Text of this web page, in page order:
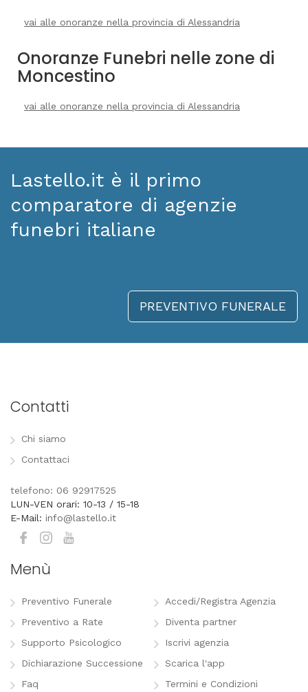
vai alle onoranze nella provincia di Alessandria
Onoranze Funebri nelle zone di
Moncestino
vai alle onoranze nella provincia di Alessandria
Lastello.it è il primo
comparatore di agenzie
funebri italiane
PREVENTIVO FUNERALE
Contatti
Chi siamo
Contattaci
telefono: 06 92917525
LUN-VEN orari: 10-13 / 15-18
E-Mail: info@lastello.it
Menù
Preventivo Funerale
Preventivo a Rate
Supporto Psicologico
Dichiarazione Successione
Faq
Accedi/Registra Agenzia
Diventa partner
Iscrivi agenzia
Scarica l'app
Termini e Condizioni